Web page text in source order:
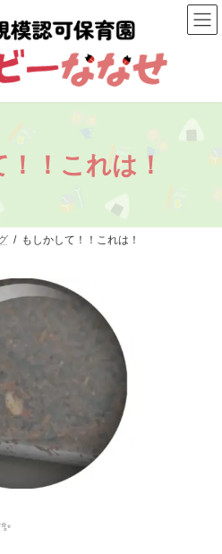
！これは！
もしかして！！これは！